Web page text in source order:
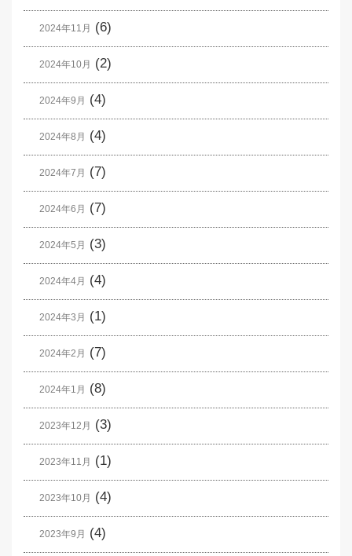
2024年11月 (6)
2024年10月 (2)
2024年9月 (4)
2024年8月 (4)
2024年7月 (7)
2024年6月 (7)
2024年5月 (3)
2024年4月 (4)
2024年3月 (1)
2024年2月 (7)
2024年1月 (8)
2023年12月 (3)
2023年11月 (1)
2023年10月 (4)
2023年9月 (4)